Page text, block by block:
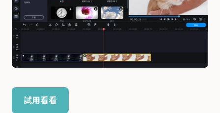
試用看看